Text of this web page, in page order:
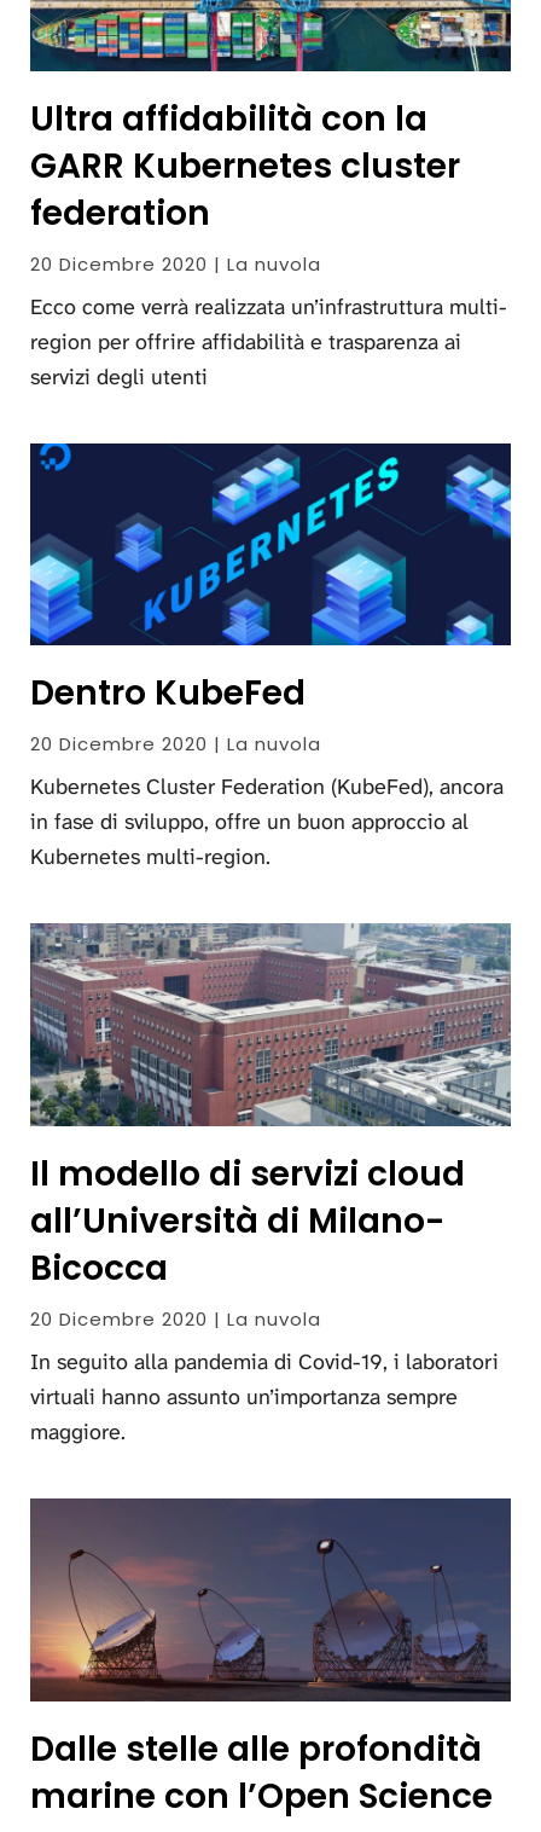
Ultra affidabilità con la
GARR Kubernetes cluster
federation
20 Dicembre 2020 | La nuvola
Ecco come verrà realizzata un’infrastruttura multi-
region per offrire affidabilità e trasparenza ai
servizi degli utenti
Dentro KubeFed
20 Dicembre 2020 | La nuvola
Kubernetes Cluster Federation (KubeFed), ancora
in fase di sviluppo, offre un buon approccio al
Kubernetes multi-region.
Il modello di servizi cloud
all’Università di Milano-
Bicocca
20 Dicembre 2020 | La nuvola
In seguito alla pandemia di Covid-19, i laboratori
virtuali hanno assunto un’importanza sempre
maggiore.
Dalle stelle alle profondità
marine con l’Open Science